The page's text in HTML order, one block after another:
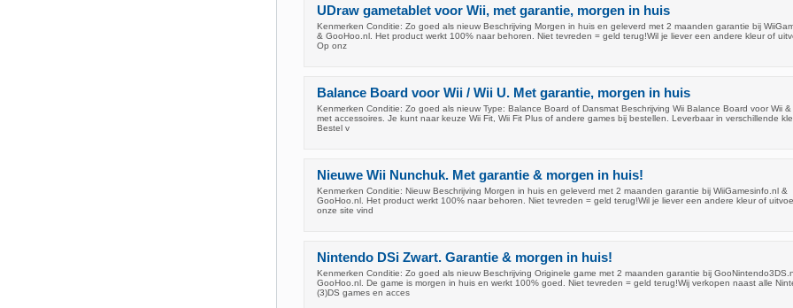
UDraw gametablet voor Wii, met garantie, morgen in huis
Kenmerken Conditie: Zo goed als nieuw Beschrijving Morgen in huis en geleverd met 2 maanden garantie bij
& GooHoo.nl. Het product werkt 100% naar behoren. Niet tevreden = geld terug!Wil je liever een andere kleur of
Op onz
Balance Board voor Wii / Wii U. Met garantie, morgen in huis
Kenmerken Conditie: Zo goed als nieuw Type: Balance Board of Dansmat Beschrijving Wii Balance Board voor Wii &
met accessoires. Je kunt naar keuze Wii Fit, Wii Fit Plus of andere games bij bestellen. Leverbaar in verschillende
Bestel v
Nieuwe Wii Nunchuk. Met garantie & morgen in huis!
Kenmerken Conditie: Nieuw Beschrijving Morgen in huis en geleverd met 2 maanden garantie bij WiiGamesinfo.nl &
GooHoo.nl. Het product werkt 100% naar behoren. Niet tevreden = geld terug!Wil je liever een andere kleur of
onze site vind
Nintendo DSi Zwart. Garantie & morgen in huis!
Kenmerken Conditie: Zo goed als nieuw Beschrijving Originele game met 2 maanden garantie bij
GooHoo.nl. De game is morgen in huis en werkt 100% goed. Niet tevreden = geld terug!Wij verkopen naast alle
(3)DS games en acces